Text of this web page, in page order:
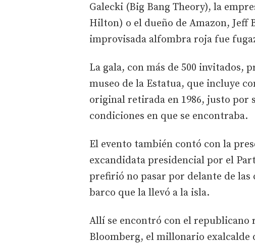
Galecki (Big Bang Theory), la
Hilton) o el dueño de Amazon, Jeff
improvisada alfombra roja fue
La gala, con más de 500 invitados,
museo de la Estatua, que incluye
original retirada en 1986, justo por
condiciones en que se encontraba.
El evento también contó con la
excandidata presidencial por el
prefirió no pasar por delante de
barco que la llevó a la isla.
Allí se encontró con el
Bloomberg, el millonario exalcalde